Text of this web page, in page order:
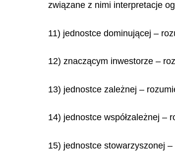
związane z nimi interpretacje
11) jednostce dominującej –
12) znaczącym inwestorze –
13) jednostce zależnej –
14) jednostce współzależnej –
15) jednostce stowarzyszonej